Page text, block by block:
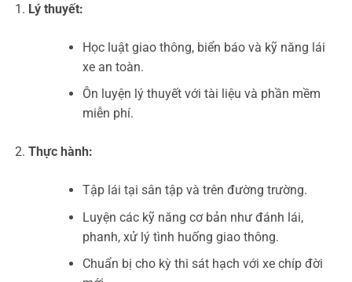
Lý thuyết:
Học luật giao thông, biển báo và kỹ năng lái
xe an toàn.
Ôn luyện lý thuyết với tài liệu và phần mềm
miễn phí.
Thực hành:
Tập lái tại sân tập và trên đường trường.
Luyện các kỹ năng cơ bản như đánh lái,
phanh, xử lý tình huống giao thông.
Chuẩn bị cho kỳ thi sát hạch với xe chíp đời